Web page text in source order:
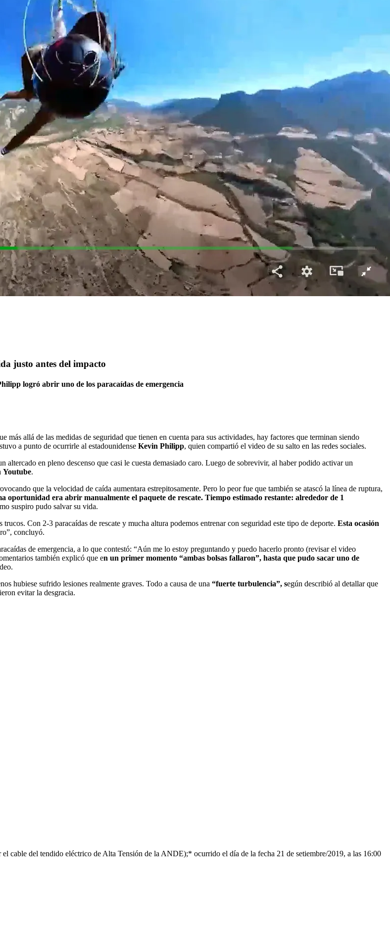
justo antes del impacto
logró abrir uno de los paracaídas de emergencia
más allá de las medidas de seguridad que tienen en cuenta para sus actividades, hay factores que terminan siendo
a punto de ocurrirle al estadounidense Kevin Philipp, quien compartió el video de su salto en las redes sociales.
en pleno descenso que casi le cuesta demasiado caro. Luego de sobrevivir, al haber podido activar un
Youtube.
que la velocidad de caída aumentara estrepitosamente. Pero lo peor fue que también se atascó la línea de ruptura,
oportunidad era abrir manualmente el paquete de rescate. Tiempo estimado restante: alrededor de 1
suspiro pudo salvar su vida.
Con 2-3 paracaídas de rescate y mucha altura podemos entrenar con seguridad este tipo de deporte. Esta ocasión
concluyó.
de emergencia, a lo que contestó: “Aún me lo estoy preguntando y puedo hacerlo pronto (revisar el video
también explicó que en un primer momento “ambas bolsas fallaron”, hasta que pudo sacar uno de
hubiese sufrido lesiones realmente graves. Todo a causa de una “fuerte turbulencia”, según describió al detallar que
evitar la desgracia.
del tendido eléctrico de Alta Tensión de la ANDE);* ocurrido el día de la fecha 21 de setiembre/2019, a las 16:00